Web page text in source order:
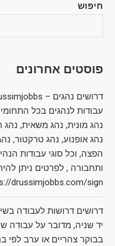
חיפוש
פוסטים אחרונים
עבודות לנהגים בכל
נהג מונית, נהג משאית,
נהג אופנוע, נהג טרקטור,
הפצה, וכל סוגי עבודות
ותחבורה , לפרטים ניתן
drussimjobbs.com/sign/
יד שניה, מדובר על עבודה
בבוקר צהריים או ערב לפי